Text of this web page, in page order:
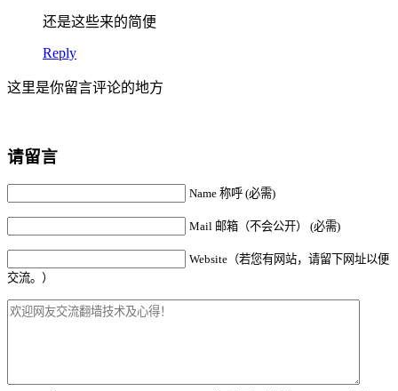
还是这些来的简便
Reply
这里是你留言评论的地方
请留言
Name 称呼 (必需)
Mail 邮箱（不会公开） (必需)
Website（若您有网站，请留下网址以便
交流。）